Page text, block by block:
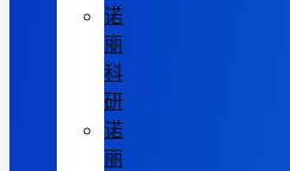
诺
丽
科
研
诺
丽